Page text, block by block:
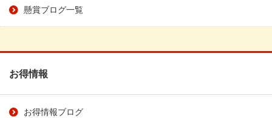
懸賞ブログ一覧
お得情報
お得情報ブログ